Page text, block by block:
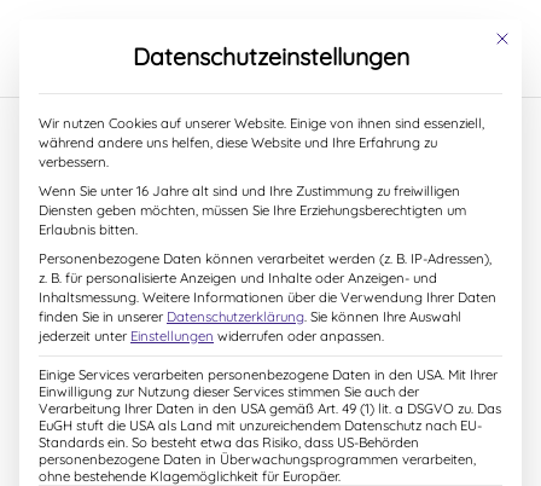
23. August 2022
Mit
Datenschutzeinstellungen
Wir nutzen Cookies auf unserer Website. Einige von ihnen sind essenziell,
während andere uns helfen, diese Website und Ihre Erfahrung zu
verbessern.
Wenn Sie unter 16 Jahre alt sind und Ihre Zustimmung zu freiwilligen
Diensten geben möchten, müssen Sie Ihre Erziehungsberechtigten um
Erlaubnis bitten.
Personenbezogene Daten können verarbeitet werden (z. B. IP-Adressen),
z. B. für personalisierte Anzeigen und Inhalte oder Anzeigen- und
Inhaltsmessung. Weitere Informationen über die Verwendung Ihrer Daten
finden Sie in unserer Datenschutzerklärung. Sie können Ihre Auswahl
jederzeit unter Einstellungen widerrufen oder anpassen.
Einige Services verarbeiten personenbezogene Daten in den USA. Mit Ihrer
Einwilligung zur Nutzung dieser Services stimmen Sie auch der
Verarbeitung Ihrer Daten in den USA gemäß Art. 49 (1) lit. a DSGVO zu. Das
EuGH stuft die USA als Land mit unzureichendem Datenschutz nach EU-
Standards ein. So besteht etwa das Risiko, dass US-Behörden
personenbezogene Daten in Überwachungsprogrammen verarbeiten,
ohne bestehende Klagemöglichkeit für Europäer.